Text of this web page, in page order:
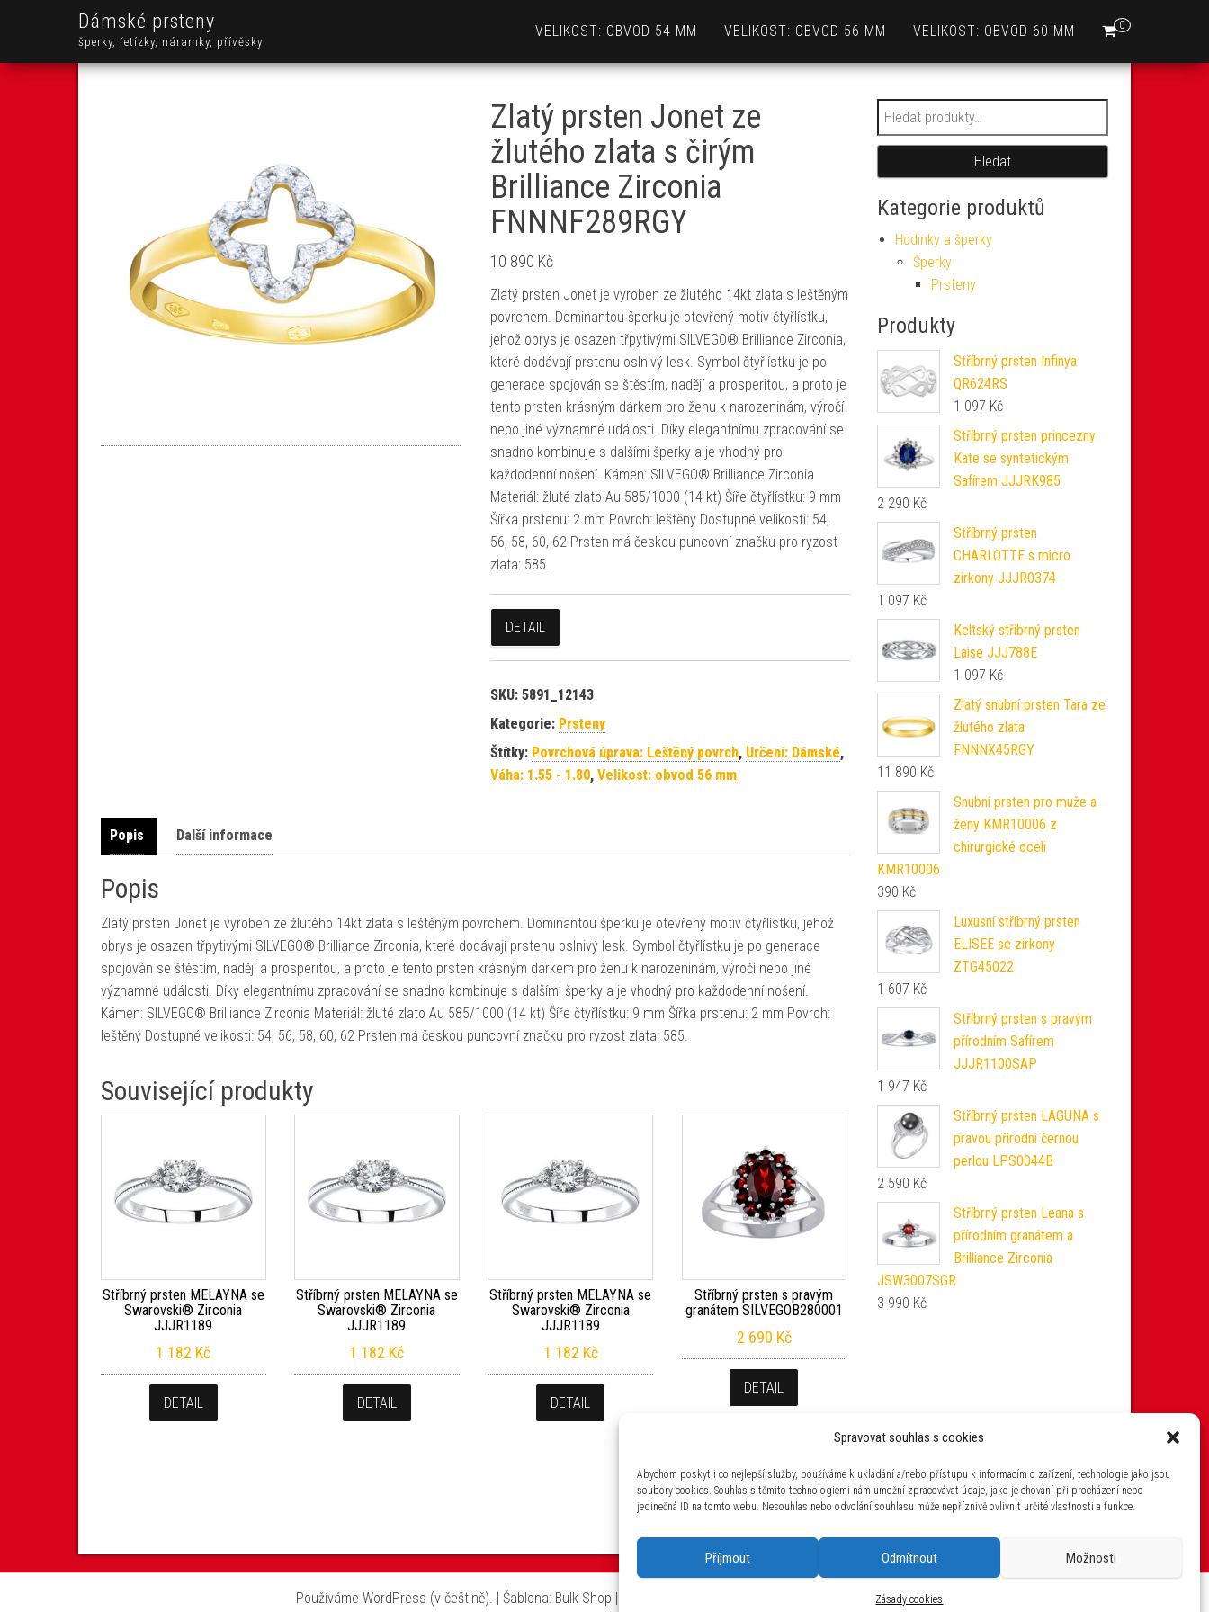
Spravovat souhlas s cookies
Abychom poskytli co nejlepší služby, používáme k ukládání a/nebo přístupu k informacím o zařízení, technologie jako jsou
soubory cookies. Souhlas s těmito technologiemi nám umožní zpracovávat údaje, jako je chování při procházení nebo
jedinečná ID na tomto webu. Nesouhlas nebo odvolání souhlasu může nepříznivě ovlivnit určité vlastnosti a funkce.
Příjmout Odmítnout Možnosti
Zásady cookies
Dámské prsteny
šperky, řetízky, náramky, přívěsky
0
VELIKOST: OBVOD 54 MM VELIKOST: OBVOD 56 MM VELIKOST: OBVOD 60 MM
Zlatý prsten Jonet ze
žlutého zlata s čirým
Brilliance Zirconia
FNNNF289RGY
10 890 Kč
Zlatý prsten Jonet je vyroben ze žlutého 14kt zlata s leštěným
povrchem. Dominantou šperku je otevřený motiv čtyřlístku,
jehož obrys je osazen třpytivými SILVEGO® Brilliance Zirconia,
které dodávají prstenu oslnivý lesk. Symbol čtyřlístku je po
generace spojován se štěstím, nadějí a prosperitou, a proto je
tento prsten krásným dárkem pro ženu k narozeninám, výročí
nebo jiné významné události. Díky elegantnímu zpracování se
snadno kombinuje s dalšími šperky a je vhodný pro
každodenní nošení. Kámen: SILVEGO® Brilliance Zirconia
Materiál: žluté zlato Au 585/1000 (14 kt) Šíře čtyřlístku: 9 mm
Šířka prstenu: 2 mm Povrch: leštěný Dostupné velikosti: 54,
56, 58, 60, 62 Prsten má českou puncovní značku pro ryzost
zlata: 585.
DETAIL
SKU: 5891_12143
Kategorie: Prsteny
Štítky: Povrchová úprava: Leštěný povrch, Určení: Dámské,
Váha: 1.55 - 1.80, Velikost: obvod 56 mm
Popis Další informace
Popis
Zlatý prsten Jonet je vyroben ze žlutého 14kt zlata s leštěným povrchem. Dominantou šperku je otevřený motiv čtyřlístku, jehož
obrys je osazen třpytivými SILVEGO® Brilliance Zirconia, které dodávají prstenu oslnivý lesk. Symbol čtyřlístku je po generace
spojován se štěstím, nadějí a prosperitou, a proto je tento prsten krásným dárkem pro ženu k narozeninám, výročí nebo jiné
významné události. Díky elegantnímu zpracování se snadno kombinuje s dalšími šperky a je vhodný pro každodenní nošení.
Kámen: SILVEGO® Brilliance Zirconia Materiál: žluté zlato Au 585/1000 (14 kt) Šíře čtyřlístku: 9 mm Šířka prstenu: 2 mm Povrch:
leštěný Dostupné velikosti: 54, 56, 58, 60, 62 Prsten má českou puncovní značku pro ryzost zlata: 585.
Související produkty
Stříbrný prsten MELAYNA se
Swarovski® Zirconia
JJJR1189
1 182 Kč
DETAIL
Stříbrný prsten MELAYNA se
Swarovski® Zirconia
JJJR1189
1 182 Kč
DETAIL
Stříbrný prsten MELAYNA se
Swarovski® Zirconia
JJJR1189
1 182 Kč
DETAIL
Stříbrný prsten s pravým
granátem SILVEGOB280001
2 690 Kč
DETAIL
Hledat:
Hledat
Kategorie produktů
Hodinky a šperky
Šperky
Prsteny
Produkty
Stříbrný prsten Infinya
QR624RS
1 097 Kč
Stříbrný prsten princezny
Kate se syntetickým
Safírem JJJRK985
2 290 Kč
Stříbrný prsten
CHARLOTTE s micro
zirkony JJJR0374
1 097 Kč
Keltský stříbrný prsten
Laise JJJ788E
1 097 Kč
Zlatý snubní prsten Tara ze
žlutého zlata
FNNNX45RGY
11 890 Kč
Snubní prsten pro muže a
ženy KMR10006 z
chirurgické oceli
KMR10006
390 Kč
Luxusní stříbrný prsten
ELISEE se zirkony
ZTG45022
1 607 Kč
Stříbrný prsten s pravým
přírodním Safírem
JJJR1100SAP
1 947 Kč
Stříbrný prsten LAGUNA s
pravou přírodní černou
perlou LPS0044B
2 590 Kč
Stříbrný prsten Leana s
přírodním granátem a
Brilliance Zirconia
JSW3007SGR
3 990 Kč
Používáme WordPress (v češtině). Šablona: Bulk Shop | ACIT s.r.o. Chodovská 228/3 Praha 4 IČ: 26454424